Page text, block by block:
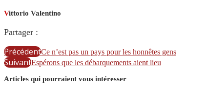
Vittorio Valentino
Partager :
PrécédentCe n’est pas un pays pour les honnêtes gens
SuivantEspérons que les débarquements aient lieu
Articles qui pourraient vous intéresser